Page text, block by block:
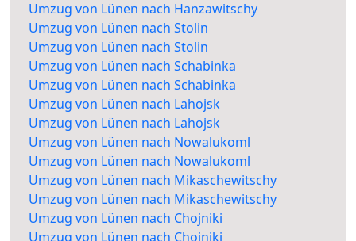
Umzug von Lünen nach Hanzawitschy
Umzug von Lünen nach Stolin
Umzug von Lünen nach Stolin
Umzug von Lünen nach Schabinka
Umzug von Lünen nach Schabinka
Umzug von Lünen nach Lahojsk
Umzug von Lünen nach Lahojsk
Umzug von Lünen nach Nowalukoml
Umzug von Lünen nach Nowalukoml
Umzug von Lünen nach Mikaschewitschy
Umzug von Lünen nach Mikaschewitschy
Umzug von Lünen nach Chojniki
Umzug von Lünen nach Chojniki